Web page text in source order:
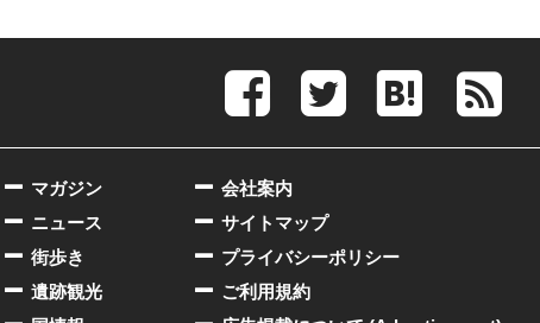
会社案内
サイトマップ
プライバシーポリシー
ご利用規約
マガジン
ニュース
街歩き
遺跡観光